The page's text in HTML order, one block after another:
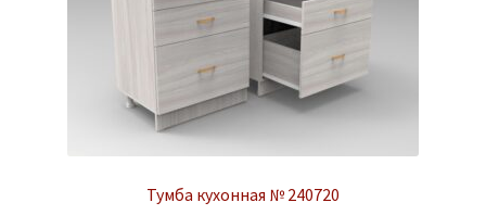
Тумба кухонная № 240720